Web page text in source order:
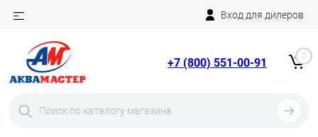
Вход для дилеров
+7 (800) 551-00-91 0